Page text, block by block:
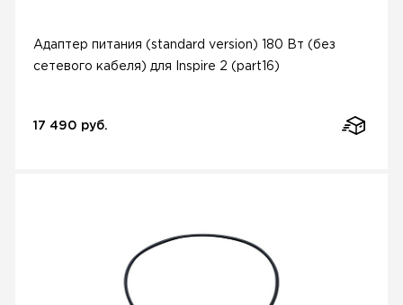
Адаптер питания (standard version) 180 Вт (без
сетевого кабеля) для Inspire 2 (part16)
17 490 руб.